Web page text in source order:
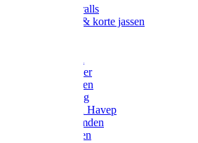
Kinderoveralls
Stofjassen & korte jassen
Bodywarmer
Werkbroeken
Zaagkleding
Werkjassen Havep
Thermohemden
Overhemden